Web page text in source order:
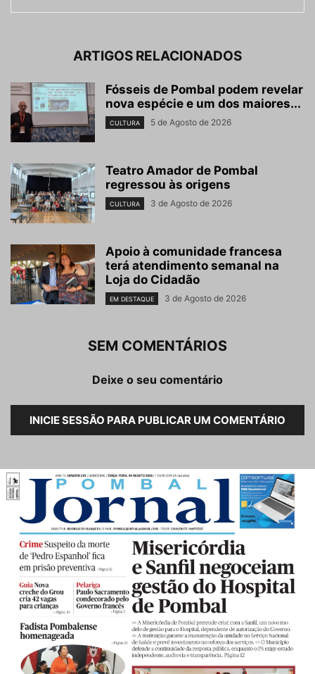
ARTIGOS RELACIONADOS
Fósseis de Pombal podem revelar
nova espécie e um dos maiores...
CULTURA 5 de Agosto de 2026
Teatro Amador de Pombal
regressou às origens
CULTURA 3 de Agosto de 2026
Apoio à comunidade francesa
terá atendimento semanal na
Loja do Cidadão
EM DESTAQUE 3 de Agosto de 2026
SEM COMENTÁRIOS
Deixe o seu comentário
INICIE SESSÃO PARA PUBLICAR UM COMENTÁRIO